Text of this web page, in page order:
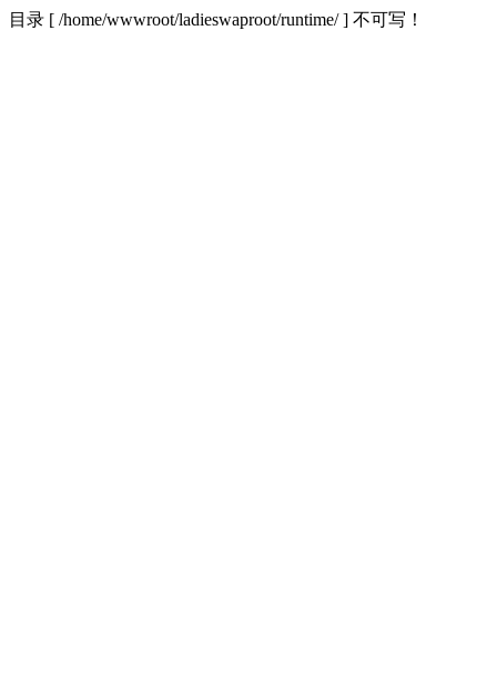
目录 [ /home/wwwroot/ladieswaproot/runtime/ ] 不可写！